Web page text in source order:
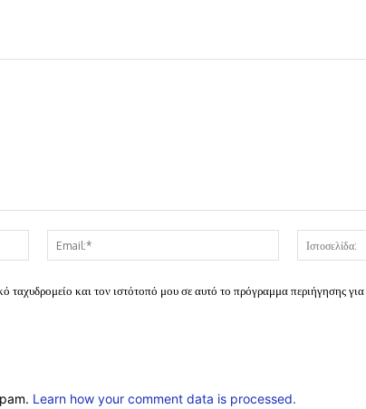
Όνομα:*
Email:*
ταχυδρομείο και τον ιστότοπό μου σε αυτό το πρόγραμμα περιήγησης
Learn how your comment data is processed.